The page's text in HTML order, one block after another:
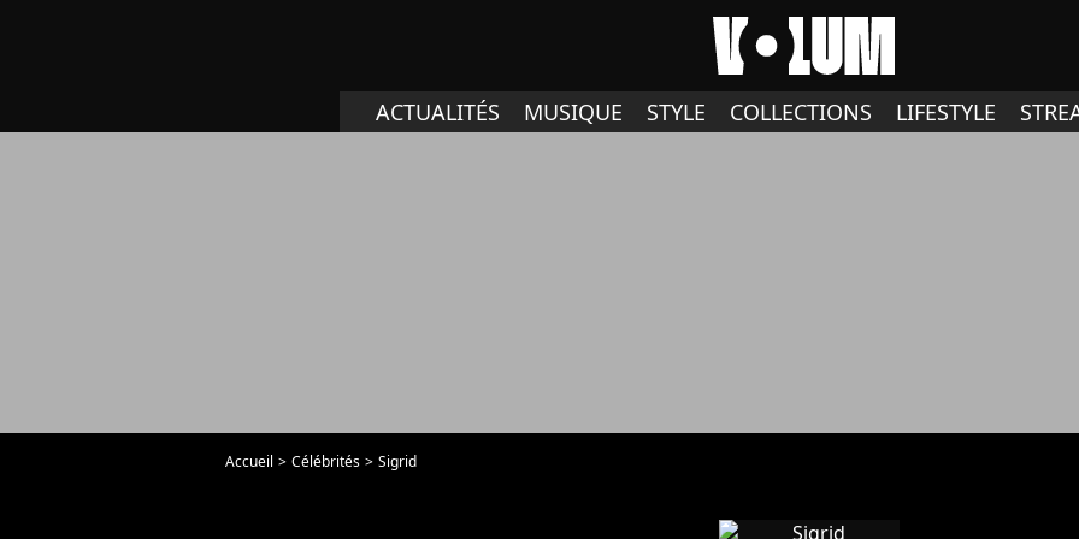
ACTUALITÉS MUSIQUE STYLE COLLECTIONS LIFESTYLE
Accueil Célébrités Sigrid